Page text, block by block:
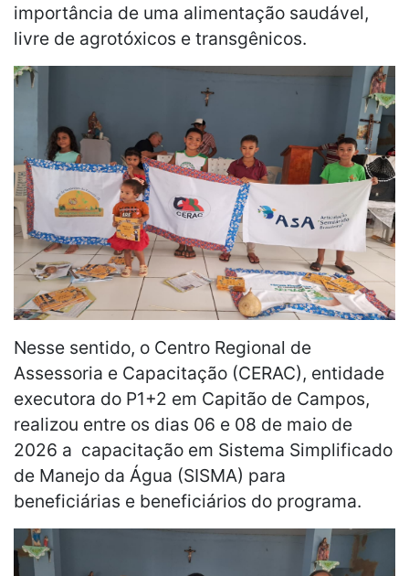
importância de uma alimentação saudável,
livre de agrotóxicos e transgênicos.
Nesse sentido, o Centro Regional de
Assessoria e Capacitação (CERAC), entidade
executora do P1+2 em Capitão de Campos,
realizou entre os dias 06 e 08 de maio de
2026 a capacitação em Sistema Simplificado
de Manejo da Água (SISMA) para
beneficiárias e beneficiários do programa.